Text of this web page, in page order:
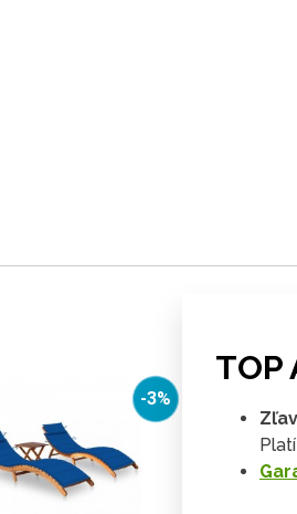
-3%
TOP